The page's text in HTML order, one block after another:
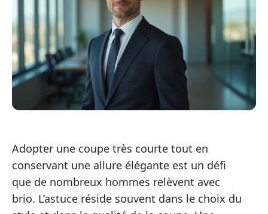
Adopter une coupe très courte tout en
conservant une allure élégante est un défi
que de nombreux hommes relèvent avec
brio. L’astuce réside souvent dans le choix du